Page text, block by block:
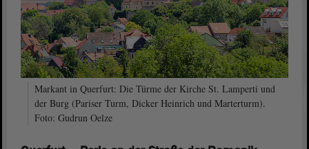
Markant in Querfurt: Die Türme der Kirche St. Lamperti und
der Burg (Pariser Turm, Dicker Heinrich und Marterturm).
Foto: Gudrun Oelze